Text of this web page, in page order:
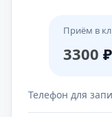
Приём в
3300 ₽
Телефон для